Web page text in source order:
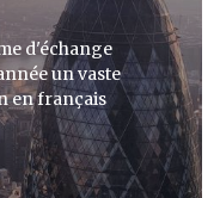
d'échange
un vaste
en français